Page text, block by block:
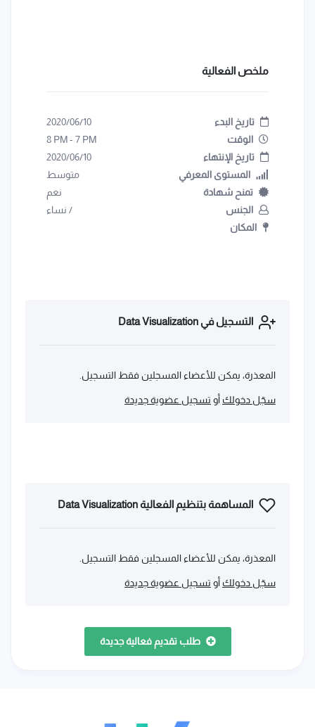
ملخص الفعالية
تاريخ البدء
2020/06/10
الوقت
7 PM
-
8 PM
تاريخ الإنتهاء
2020/06/10
المستوى المعرفي
متوسط
تمنح شهادة
نعم
الجنس
/ نساء
المكان
التسجيل في Data Visualization
المعذرة، يمكن للأعضاء المسجلين فقط التسجيل.
سجّل دخولك أو تسجيل عضوية جديدة
المساهمة بتنظيم الفعالية Data Visualization
المعذرة، يمكن للأعضاء المسجلين فقط التسجيل.
سجّل دخولك أو تسجيل عضوية جديدة
طلب تقديم فعالية جديدة